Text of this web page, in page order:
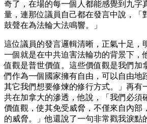
奇了，在場的每一個人都能感覺到九字
量，連那位議員自己都在發言中說，「
鼓聲在為法輪大法鳴響。」
這位議員的發言邏輯清晰，正氣十足，
一個就是在中共迫害法輪功的背景下，
值觀是普世價值。這些價值觀是我們加
們作為一個國家擁有自由，可以自由地
其它我們想要修煉的修行方式。」再有
共在加拿大的滲透，他說，「我們必須
價值觀，使其免受威脅，不僅來自內部
的威脅。」他還說了一句非常戳我淚點